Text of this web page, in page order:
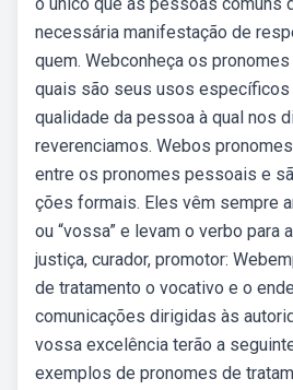
necessária manifestação de
quem. Webconheça os
quais são seus usos específicos
qualidade da pessoa à qual nos
reverenciamos. Webos
entre os pronomes pessoais e
ções formais. Eles vêm sempre
ou “vossa” e levam o verbo para
justiça, curador, promotor:
de tratamento o vocativo e o
comunicações dirigidas às
vossa excelência terão a
exemplos de pronomes de